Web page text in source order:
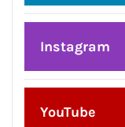
Instagram
YouTube